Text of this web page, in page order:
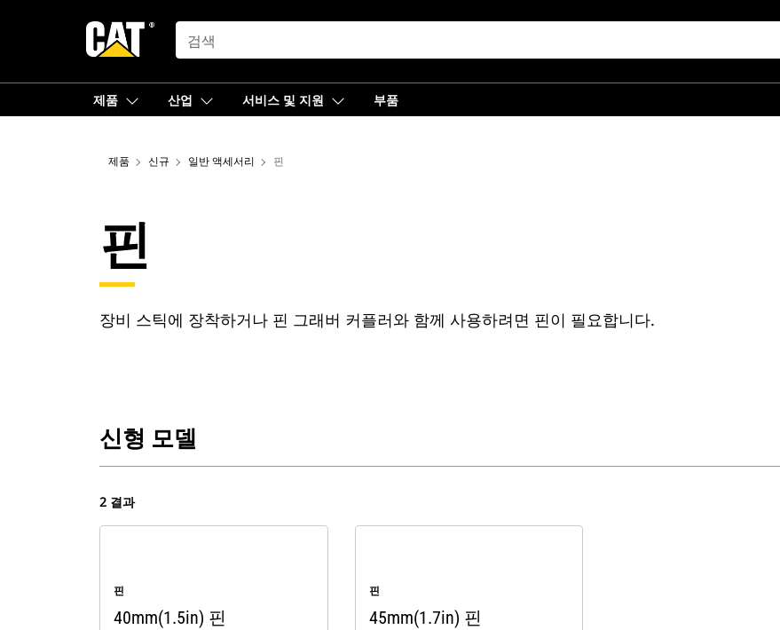
SEARCH
제품 산업 서비스 및 지원 부품
제품 신규 일반 액세서리 핀
핀
장비 스틱에 장착하거나 핀 그래버 커플러와 함께 사용하려면 핀이 필요합니다.
신형 모델
2 결과
핀
40mm(1.5in) 핀
핀
45mm(1.7in) 핀